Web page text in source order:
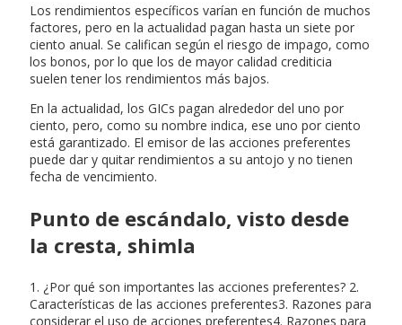
Los rendimientos específicos varían en función de muchos
factores, pero en la actualidad pagan hasta un siete por
ciento anual. Se califican según el riesgo de impago, como
los bonos, por lo que los de mayor calidad crediticia
suelen tener los rendimientos más bajos.
En la actualidad, los GICs pagan alrededor del uno por
ciento, pero, como su nombre indica, ese uno por ciento
está garantizado. El emisor de las acciones preferentes
puede dar y quitar rendimientos a su antojo y no tienen
fecha de vencimiento.
Punto de escándalo, visto desde
la cresta, shimla
1. ¿Por qué son importantes las acciones preferentes? 2.
Características de las acciones preferentes3. Razones para
considerar el uso de acciones preferentes4. Razones para